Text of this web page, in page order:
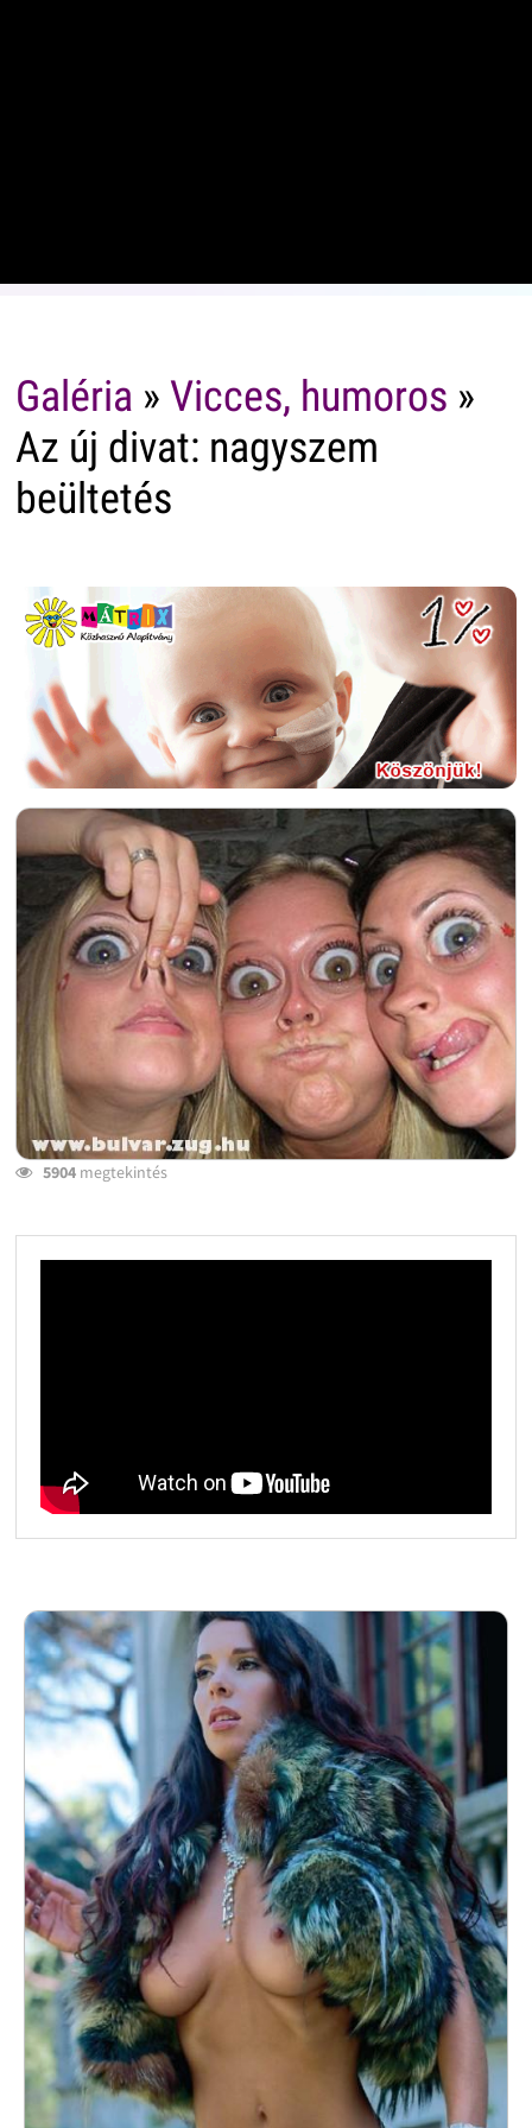
Galéria » Vicces, humoros »
Az új divat: nagyszem
beültetés
5904megtekintés